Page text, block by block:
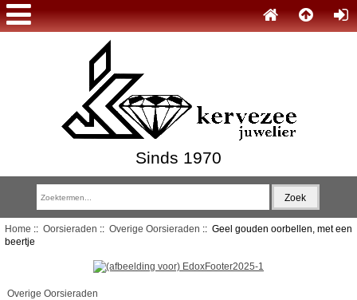
Sinds 1970
Home :: Oorsieraden :: Overige Oorsieraden :: Geel gouden oorbellen, met een
beertje
Overige Oorsieraden